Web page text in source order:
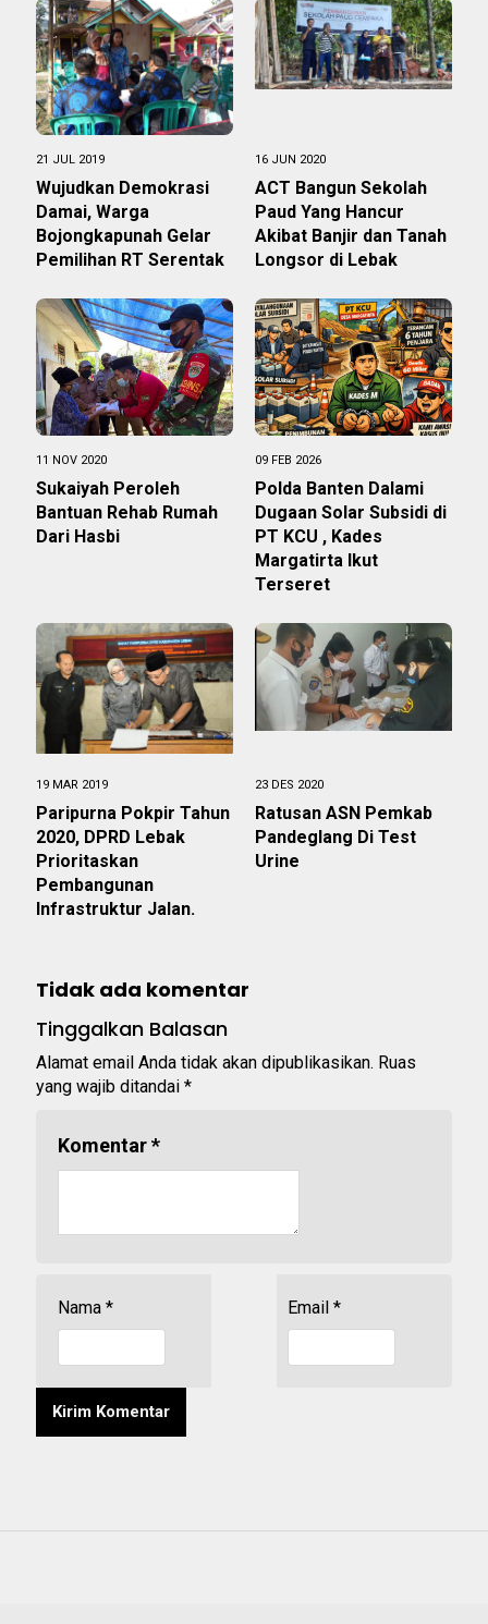
21 JUL 2019
Wujudkan Demokrasi
Damai, Warga
Bojongkapunah Gelar
Pemilihan RT Serentak
16 JUN 2020
ACT Bangun Sekolah
Paud Yang Hancur
Akibat Banjir dan Tanah
Longsor di Lebak
11 NOV 2020
Sukaiyah Peroleh
Bantuan Rehab Rumah
Dari Hasbi
09 FEB 2026
Polda Banten Dalami
Dugaan Solar Subsidi di
PT KCU , Kades
Margatirta Ikut
Terseret
19 MAR 2019
Paripurna Pokpir Tahun
2020, DPRD Lebak
Prioritaskan
Pembangunan
Infrastruktur Jalan.
23 DES 2020
Ratusan ASN Pemkab
Pandeglang Di Test
Urine
Tidak ada komentar
Tinggalkan Balasan
Alamat email Anda tidak akan dipublikasikan. Ruas
yang wajib ditandai *
Komentar*
Nama * Email *